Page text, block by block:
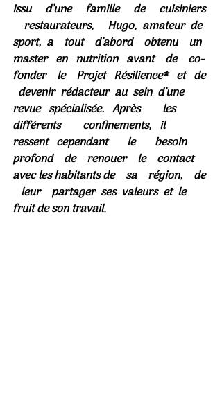
Issu     d’une     famille     de     cuisiniers
    restaurateurs,     Hugo,  amateur  de
sport,  a    tout    d’abord    obtenu    un
master   en   nutrition   avant    de    co-
fonder    le    Projet   Résilience*   et   de
  devenir  rédacteur  au  sein  d’une
revue   spécialisée.   Après        les
différents        confinements,   il
ressent   cependant       le       besoin
profond    de    renouer    le    contact
avec les habitants de    sa    région,    de
   leur    partager  ses  valeurs  et  le
fruit de son travail.